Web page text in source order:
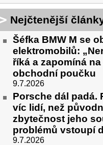
Nejčtenější
Šéfka BMW M se
elektromobilů:
říká a zapomíná
obchodní poučku
9.7.2026
Porsche dál padá.
víc lidí, než
zbytečnost jeho
problémů vstoupí
9.7.2026